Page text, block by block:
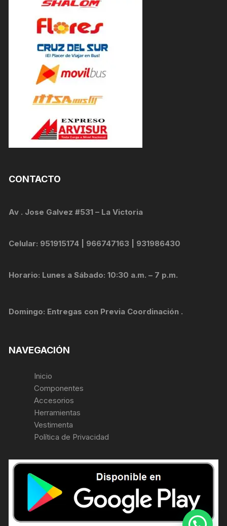
CONTACTO
Av . Jose Galvez #531 – La Victoria
Celular: 951915174 | 966747163 | 931986430
Horario: Lunes a Sábado: 10:30 a.m. – 7 p.m.
Domingo: Entregas con Previa Coordinación .
NAVEGACIÓN
Inicio
Componentes
Accesorios
Herramientas
Vestimenta
Política de Privacidad